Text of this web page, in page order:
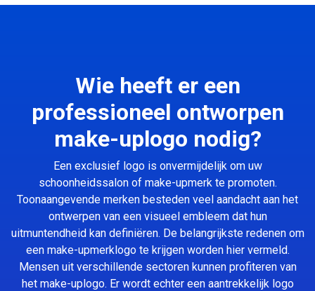
Wie heeft er een
professioneel ontworpen
make-uplogo nodig?
Een exclusief logo is onvermijdelijk om uw
schoonheidssalon of make-upmerk te promoten.
Toonaangevende merken besteden veel aandacht aan het
ontwerpen van een visueel embleem dat hun
uitmuntendheid kan definiëren. De belangrijkste redenen om
een make-upmerklogo te krijgen worden hier vermeld.
Mensen uit verschillende sectoren kunnen profiteren van
het make-uplogo. Er wordt echter een aantrekkelijk logo